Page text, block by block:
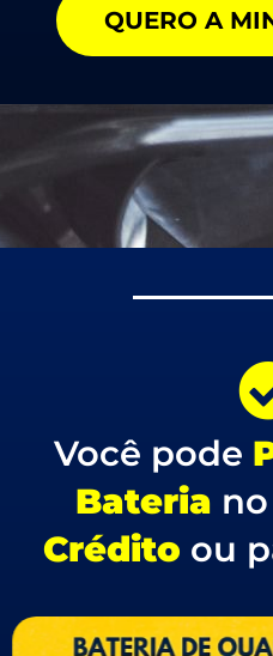
QUERO A
Você pode
Bateria no
Crédito ou